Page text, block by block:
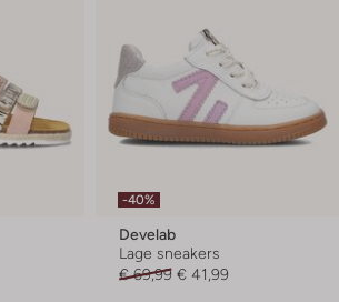
-40%
Develab
Lage sneakers
€ 69,99 € 41,99